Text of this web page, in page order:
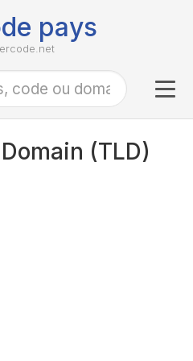
pays
(TLD)